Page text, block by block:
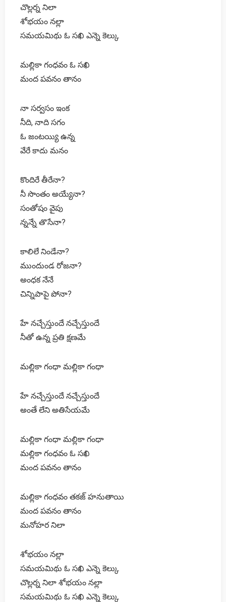
చొల్లర్న నిలా
శోభయం నల్లా
సమయమిథు ఓ సఖి ఎన్నె కెల్కు
మల్లికా గంధవం ఓ సఖి
మంద పవనం తానం
నా సర్వసం ఇంక
నీది, నాది సగం
ఓ జంటయ్యి ఉన్న
వేరే కాదు మనం
కొందిరే తీరేనా?
నీ సొంతం అయ్యేనా?
సంతోషం వైపు
న్నన్నే తొసేనా?
కాలిలే నిండేనా?
ముందుండ రోజనా?
అంధక నేనే
చిన్నిపాపై పోనా?
హే నచ్చేస్తుందే నచ్చేస్తుందే
నీతో ఉన్న ప్రతి క్షణమే
మల్లికా గంధా మల్లికా గంధా
హే నచ్చేస్తుందే నచ్చేస్తుందే
అంతే లేని అతిసేయమే
మల్లికా గంధా మల్లికా గంధా
మల్లికా గంధవం ఓ సఖి
మంద పవనం తానం
మల్లికా గంధవం తకజ్ హనుతాయి
మంద పవనం తానం
మనోహర నిలా
శోభయం నల్లా
సమయమిథు ఓ సఖి ఎన్నె కెల్కు
చొల్లర్న నిలా శోభయం నల్లా
సమయమిథు ఓ సఖి ఎన్నె కెల్కు